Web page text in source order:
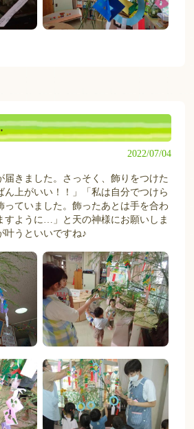
2022/07/04
きました。さっそく、飾りをつけた
ん上がいい！！」「私は自分でつけら
っていました。飾ったあとは手を合わ
すように…」と天の神様にお願いしま
叶うといいですね♪